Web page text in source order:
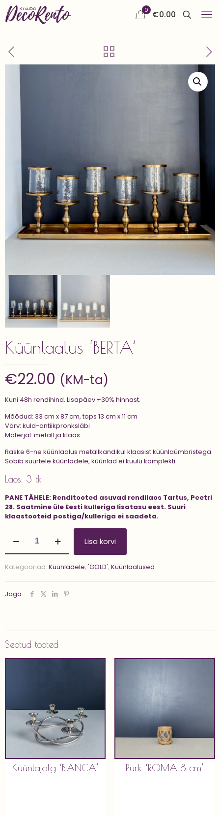
0 €0.00
Küünlaalus ‘BERTA’
€22.00 (KM-ta)
Kuni 48h rendihind. Lisapäev +30% hinnast.
Mõõdud: 33 cm x 87 cm, tops 13 cm x 11 cm
Värv: kuld-antiikpronksläbi
Materjal: metall ja klaas
Raske 6-ne küünlaalus metallkandikul klaasist küünlaümbristega.
Sobib suurtele küünladele, küünlad ei kuulu komplekti.
Laos: 3 tk
PANE TÄHELE: Renditooted asuvad rendilaos Tartus, Peetri
28. Saatmine üle Eesti kulleriga lisatasu eest. Suuri
klaastooteid postiga/kulleriga ei saadeta.
'BERTA'
kogus
Lisa korvi
Kategooriad: Küünladele, 'GOLD', Küünlaalused
Jaga
Seotud tooted
Küünlajalg ‘BIANCA’ Purk ‘ROMA 8 cm’